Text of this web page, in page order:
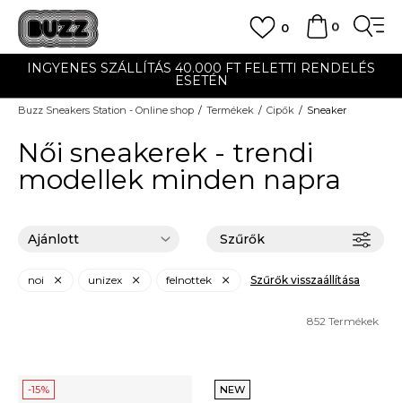
0
0
FT FELETTI RENDELÉS UTÁNVÉTES ÉS
Buzz Sneakers Station - Online shop Termékek Cipők Sneaker
Női sneakerek - trendi
modellek minden napra
Szűrők
noi unizex felnottek Szűrők visszaállítása
852 Termékek
-15% NEW